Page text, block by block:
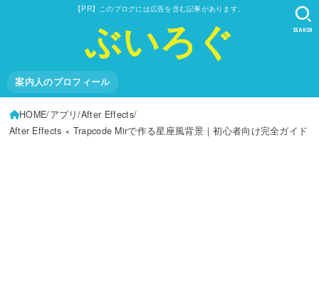
【PR】このブログには広告を含む記事があります。
ぶいろぐ
案内人のプロフィール
SEARCH
HOME アプリ After Effects
After Effects × Trapcode Mirで作る星座風背景｜初心者向け完全ガイド